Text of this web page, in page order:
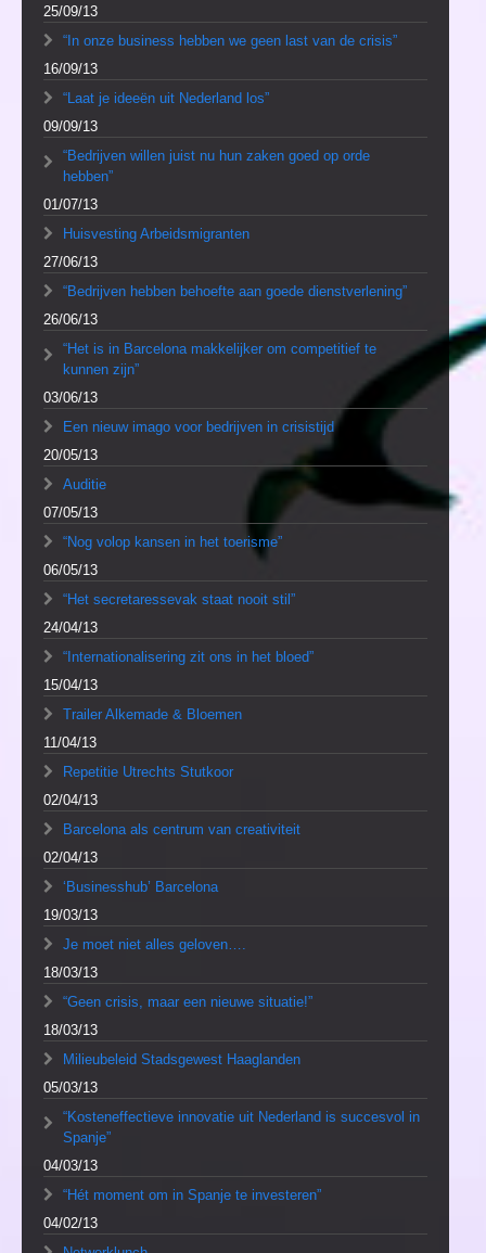
25/09/13
“In onze business hebben we geen last van de crisis”
16/09/13
“Laat je ideeën uit Nederland los”
09/09/13
“Bedrijven willen juist nu hun zaken goed op orde
hebben”
01/07/13
Huisvesting Arbeidsmigranten
27/06/13
“Bedrijven hebben behoefte aan goede dienstverlening”
26/06/13
“Het is in Barcelona makkelijker om competitief te
kunnen zijn”
03/06/13
Een nieuw imago voor bedrijven in crisistijd
20/05/13
Auditie
07/05/13
“Nog volop kansen in het toerisme”
06/05/13
“Het secretaressevak staat nooit stil”
24/04/13
“Internationalisering zit ons in het bloed”
15/04/13
Trailer Alkemade & Bloemen
11/04/13
Repetitie Utrechts Stutkoor
02/04/13
Barcelona als centrum van creativiteit
02/04/13
‘Businesshub’ Barcelona
19/03/13
Je moet niet alles geloven….
18/03/13
“Geen crisis, maar een nieuwe situatie!”
18/03/13
Milieubeleid Stadsgewest Haaglanden
05/03/13
“Kosteneffectieve innovatie uit Nederland is succesvol in
Spanje”
04/03/13
“Hét moment om in Spanje te investeren”
04/02/13